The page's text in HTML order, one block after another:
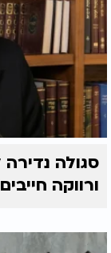
סגולה נדירה
ורווקה